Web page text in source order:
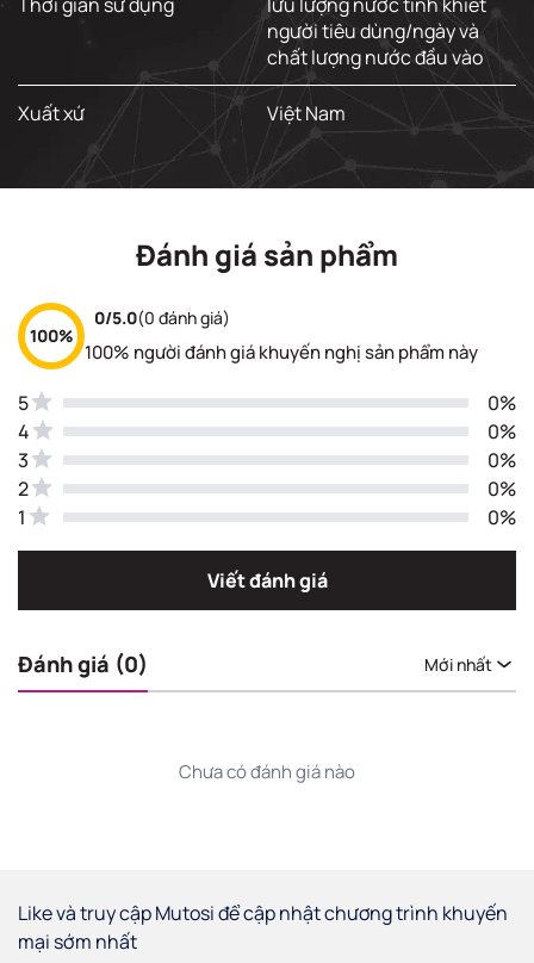
người tiêu dùng/ngày và
chất lượng nước đầu vào
Xuất xứ Việt Nam
Đánh giá sản phẩm
100%
0/5.0(0 đánh giá)
100% người đánh giá khuyến nghị sản phẩm này
5
0%
4
0%
3
0%
2
0%
1
0%
Viết đánh giá
Đánh giá (0) Mới nhất
Chưa có đánh giá nào
Like và truy cập Mutosi để cập nhật chương trình khuyến
mại sớm nhất